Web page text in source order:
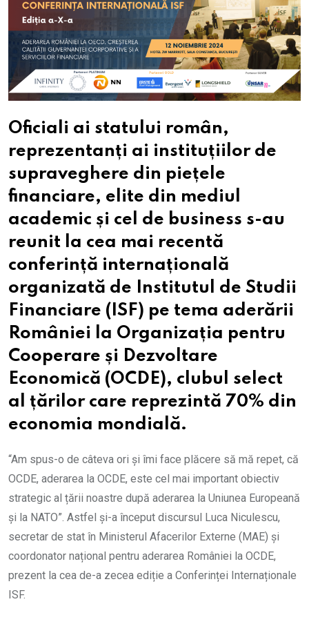
Oficiali ai statului român,
reprezentanți ai instituțiilor de
supraveghere din piețele
financiare, elite din mediul
academic și cel de business s-au
reunit la cea mai recentă
conferință internațională
organizată de Institutul de Studii
Financiare (ISF) pe tema aderării
României la Organizația pentru
Cooperare și Dezvoltare
Economică (OCDE), clubul select
al țărilor care reprezintă 70% din
economia mondială.
“Am spus-o de câteva ori și îmi face plăcere să mă repet, că
OCDE, aderarea la OCDE, este cel mai important obiectiv
strategic al țării noastre după aderarea la Uniunea Europeană
și la NATO”. Astfel și-a început discursul Luca Niculescu,
secretar de stat în Ministerul Afacerilor Externe (MAE) și
coordonator național pentru aderarea României la OCDE,
prezent la cea de-a zecea ediție a Conferinței Internaționale
ISF.